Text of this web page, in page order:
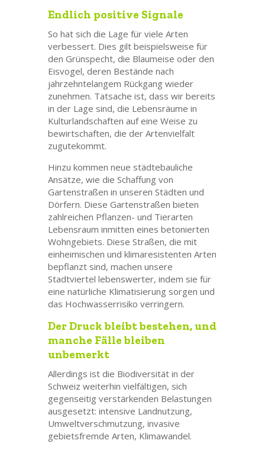
Endlich positive Signale
So hat sich die Lage für viele Arten
verbessert. Dies gilt beispielsweise für
den Grünspecht, die Blaumeise oder den
Eisvogel, deren Bestände nach
jahrzehntelangem Rückgang wieder
zunehmen. Tatsache ist, dass wir bereits
in der Lage sind, die Lebensräume in
Kulturlandschaften auf eine Weise zu
bewirtschaften, die der Artenvielfalt
zugutekommt.
Hinzu kommen neue städtebauliche
Ansätze, wie die Schaffung von
Gartenstraßen in unseren Städten und
Dörfern. Diese Gartenstraßen bieten
zahlreichen Pflanzen- und Tierarten
Lebensraum inmitten eines betonierten
Wohngebiets. Diese Straßen, die mit
einheimischen und klimaresistenten Arten
bepflanzt sind, machen unsere
Stadtviertel lebenswerter, indem sie für
eine natürliche Klimatisierung sorgen und
das Hochwasserrisiko verringern.
Der Druck bleibt bestehen, und
manche Fälle bleiben
unbemerkt
Allerdings ist die Biodiversität in der
Schweiz weiterhin vielfältigen, sich
gegenseitig verstärkenden Belastungen
ausgesetzt: intensive Landnutzung,
Umweltverschmutzung, invasive
gebietsfremde Arten, Klimawandel.